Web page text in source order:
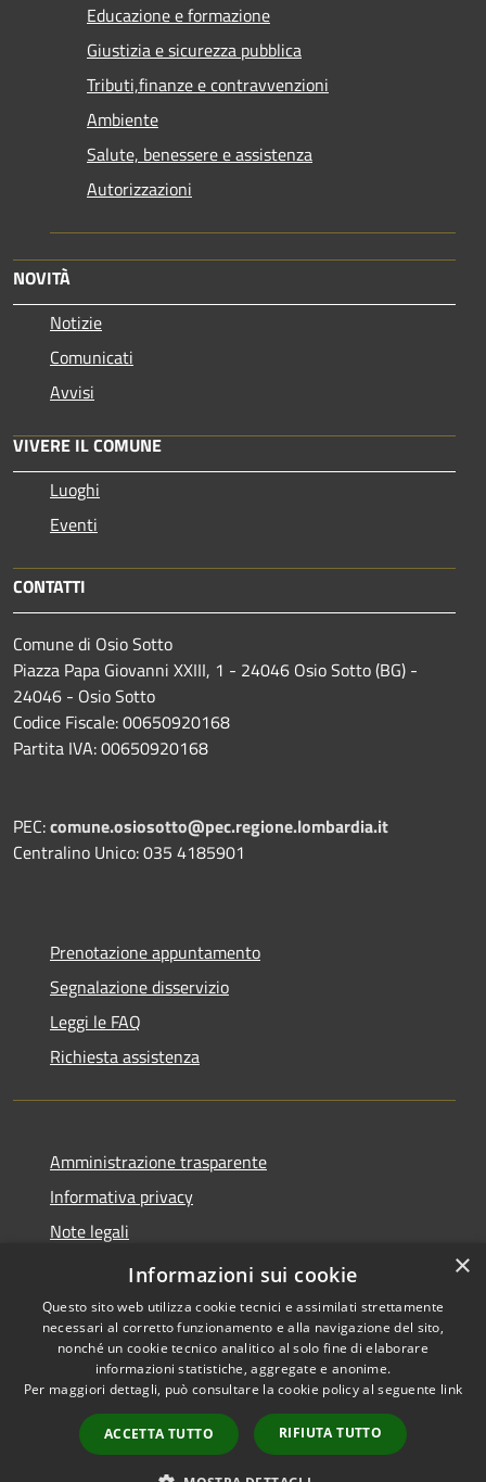
Educazione e formazione
Giustizia e sicurezza pubblica
Tributi,finanze e contravvenzioni
Ambiente
Salute, benessere e assistenza
Autorizzazioni
NOVITÀ
Notizie
Comunicati
Avvisi
VIVERE IL COMUNE
Luoghi
Eventi
CONTATTI
Comune di Osio Sotto
Piazza Papa Giovanni XXIII, 1 - 24046 Osio Sotto (BG) -
24046 - Osio Sotto
Codice Fiscale: 00650920168
Partita IVA: 00650920168
PEC:comune.osiosotto@pec.regione.lombardia.it
Centralino Unico: 035 4185901
Prenotazione appuntamento
Segnalazione disservizio
Leggi le FAQ
Richiesta assistenza
Amministrazione trasparente
Informativa privacy
Note legali
Dichiarazione di accessibilità 2025
Accessibilità
Copyright © 2026 • Comune di
Osio Sotto • Powered by
Municipium•
Accesso
redazione
×
Informazioni sui cookie
Questo sito web utilizza cookie tecnici e assimilati strettamente
necessari al corretto funzionamento e alla navigazione del sito,
nonché un cookie tecnico analitico al solo fine di elaborare
informazioni statistiche, aggregate e anonime.
Per maggiori dettagli, può consultare la cookie policy al seguente link
ACCETTA TUTTO RIFIUTA TUTTO